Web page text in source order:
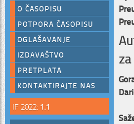
O ČASOPISU
POTPORA ČASOPISU
OGLAŠAVANJE
IZDAVAŠTVO
PRETPLATA
KONTAKTIRAJTE NAS
IF 2022: 1.1